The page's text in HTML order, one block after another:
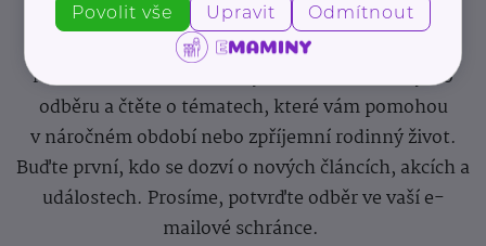
Pravidelný přísun novinek, inspirace na každý den,
podpora pro rodiče i sdílení zkušeností. Takový je
Newsletter webu eMaminy.cz. Přihlaste se k jeho
odběru a čtěte o tématech, které vám pomohou
v náročném období nebo zpříjemní rodinný život.
Buďte první, kdo se dozví o nových článcích, akcích a
událostech. Prosíme, potvrďte odběr ve vaší e-
mailové schránce.
Povolit vše Upravit Odmítnout